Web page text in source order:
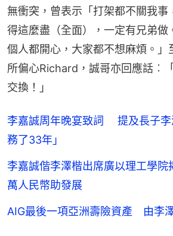
無衝突，曾表示「打架都不關我事
得這麼盡（全面），一定有兄弟做
個人都開心，大家都不想麻煩。」
所偏心Richard，誠哥亦回應話︰
交換！」
李嘉誠周年晚宴致詞 提及長子李
務了33年」
李嘉誠偕李澤楷出席廣以理工學
萬人民幣助發展
AIG最後一項亞洲壽險資產 由李